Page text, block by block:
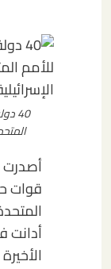
40
أصدرت
قوات
أدانت